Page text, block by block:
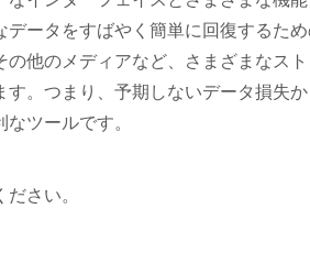
データをすばやく簡単に回復するた
の他のメディアなど、さまざまなス
す。つまり、予期しないデータ損失
ツールです。
さい。